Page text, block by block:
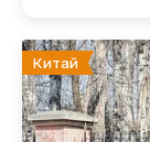
Китай